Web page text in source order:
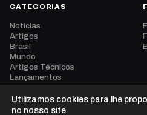
CATEGORIAS
Notícias
Artigos
Brasil
Mundo
Artigos Técnicos
Lançamentos
Eventos
Opinião
Vídeos
Utilizamos cookies para lhe
no nosso site.